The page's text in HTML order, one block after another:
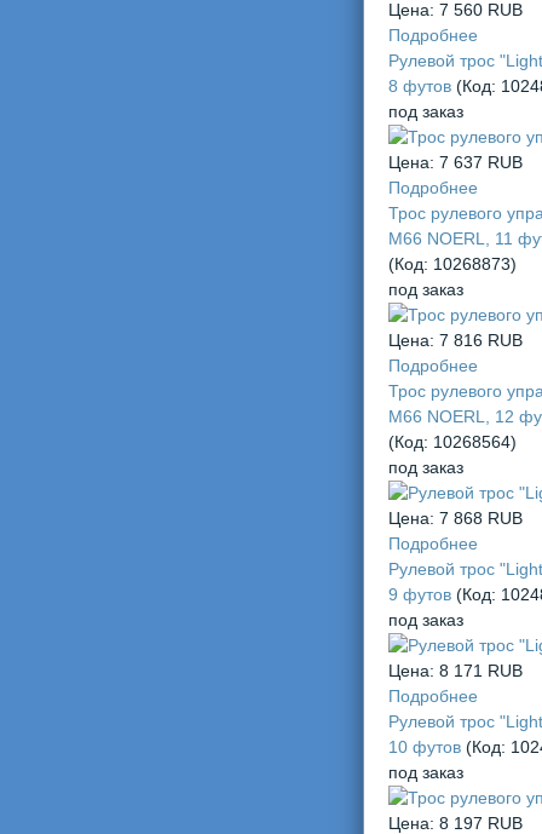
Цена: 7 560 RUB
Подробнее
Рулевой трос
8 футов (Код:
под заказ
Цена: 7 637 RUB
Подробнее
Трос рулевого
М66 NOERL, 11
(Код: 10268873)
под заказ
Цена: 7 816 RUB
Подробнее
Трос рулевого
М66 NOERL, 12
(Код: 10268564)
под заказ
Цена: 7 868 RUB
Подробнее
Рулевой трос
9 футов (Код:
под заказ
Цена: 8 171 RUB
Подробнее
Рулевой трос
10 футов (Код:
под заказ
Цена: 8 197 RUB